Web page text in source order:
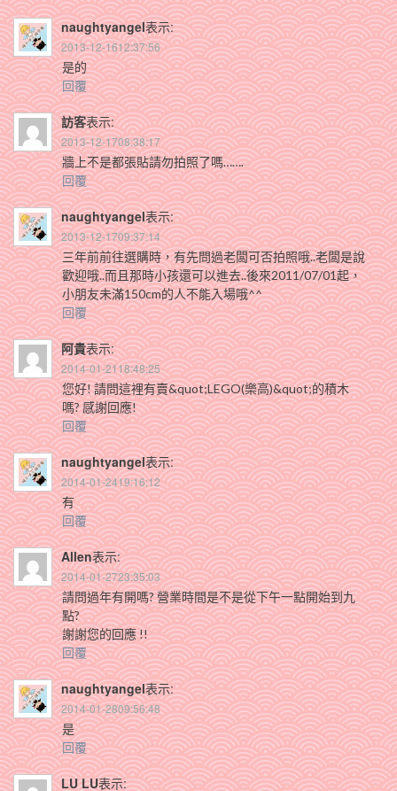
naughtyangel表示:
2013-12-1612:37:56
是的
回覆
訪客表示:
2013-12-1708:38:17
牆上不是都張貼請勿拍照了嗎…….
回覆
naughtyangel表示:
2013-12-1709:37:14
三年前前往選購時，有先問過老闆可否拍照哦..老闆是說
歡迎哦..而且那時小孩還可以進去..後來2011/07/01起，
小朋友未滿150cm的人不能入場哦^^
回覆
阿貴表示:
2014-01-2118:48:25
您好! 請問這裡有賣&quot;LEGO(樂高)&quot;的積木
嗎? 感謝回應!
回覆
naughtyangel表示:
2014-01-2419:16:12
有
回覆
Allen表示:
2014-01-2723:35:03
請問過年有開嗎? 營業時間是不是從下午一點開始到九
點?
謝謝您的回應 !!
回覆
naughtyangel表示:
2014-01-2809:56:48
是
回覆
LU LU表示: